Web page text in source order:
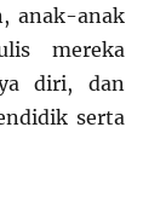
anak-anak
mereka
diri, dan
serta